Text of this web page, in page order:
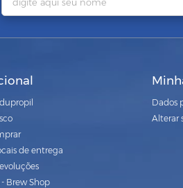
de entrega
Brew Shop
Dados
Alterar